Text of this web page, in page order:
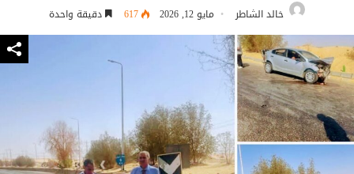
خالد الشاطر مايو 12, 2026 617 دقيقة واحدة